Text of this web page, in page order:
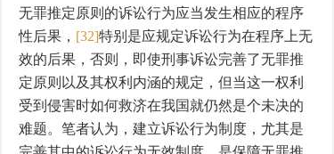
无罪推定原则的诉讼行为应当发生相应的程序
性后果， [32]特别是应规定诉讼行为在程序上无
效的后果，否则，即使刑事诉讼完善了无罪推
定原则以及其权利内涵的规定，但当这一权利
受到侵害时如何救济在我国就仍然是个未决的
难题。笔者认为，建立诉讼行为制度，尤其是